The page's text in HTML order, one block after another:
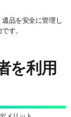
品を安全に管理し
す。
を利用